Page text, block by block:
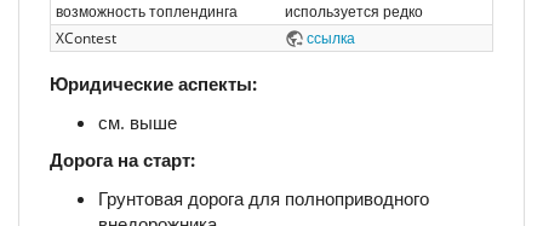
возможность топлендинга
используется редко
XContest
ссылка
Юридические аспекты:
см. выше
Дорога на старт:
Грунтовая дорога для полноприводного